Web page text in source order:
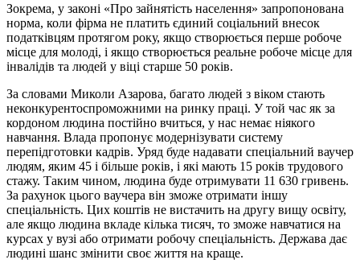
Зокрема, у законі «Про зайнятість населення» запропонована
норма, коли фірма не платить єдиний соціальний внесок
податківцям протягом року, якщо створюється перше робоче
місце для молоді, і якщо створюється реальне робоче місце для
інвалідів та людей у віці старше 50 років.
За словами Миколи Азарова, багато людей з віком стають
неконкурентоспроможними на ринку праці. У той час як за
кордоном людина постійно вчиться, у нас немає ніякого
навчання. Влада пропонує модернізувати систему
перепідготовки кадрів. Уряд буде надавати спеціальний ваучер
людям, яким 45 і більше років, і які мають 15 років трудового
стажу. Таким чином, людина буде отримувати 11 630 гривень.
За рахунок цього ваучера він зможе отримати іншу
спеціальність. Цих коштів не вистачить на другу вищу освіту,
але якщо людина вкладе кілька тисяч, то зможе навчатися на
курсах у вузі або отримати робочу спеціальність. Держава дає
людині шанс змінити своє життя на краще.